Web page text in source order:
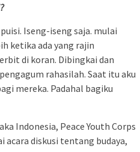
Iseng-iseng saja. mulai
ketika ada yang rajin
di koran. Dibingkai dan
rahasilah. Saat itu aku
mereka. Padahal bagiku
Indonesia, Peace Youth Corps
acara diskusi tentang budaya,